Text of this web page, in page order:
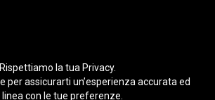
Rispettiamo la tua Privacy.
per assicurarti un’esperienza accurata ed
linea con le tue preferenze.